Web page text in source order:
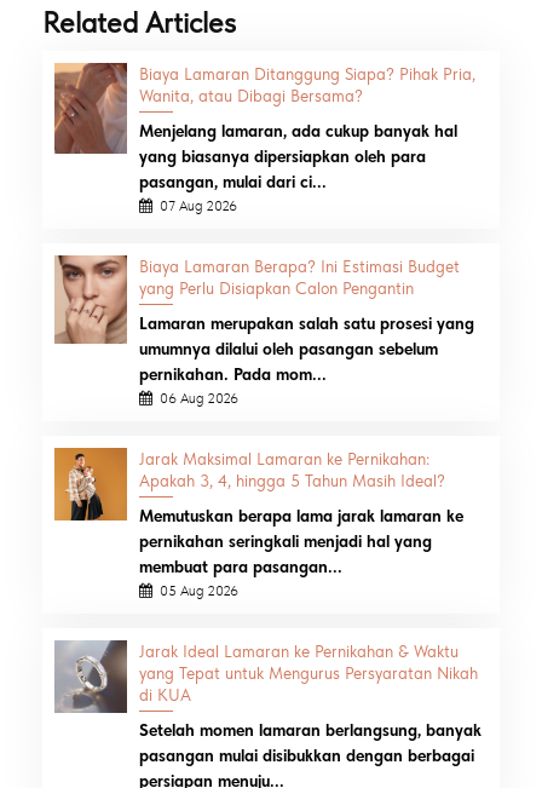
Related Articles
Biaya Lamaran Ditanggung Siapa? Pihak Pria,
Wanita, atau Dibagi Bersama?
Menjelang lamaran, ada cukup banyak hal
yang biasanya dipersiapkan oleh para
pasangan, mulai dari ci...
07 Aug 2026
Biaya Lamaran Berapa? Ini Estimasi Budget
yang Perlu Disiapkan Calon Pengantin
Lamaran merupakan salah satu prosesi yang
umumnya dilalui oleh pasangan sebelum
pernikahan. Pada mom...
06 Aug 2026
Jarak Maksimal Lamaran ke Pernikahan:
Apakah 3, 4, hingga 5 Tahun Masih Ideal?
Memutuskan berapa lama jarak lamaran ke
pernikahan seringkali menjadi hal yang
membuat para pasangan...
05 Aug 2026
Jarak Ideal Lamaran ke Pernikahan & Waktu
yang Tepat untuk Mengurus Persyaratan Nikah
di KUA
Setelah momen lamaran berlangsung, banyak
pasangan mulai disibukkan dengan berbagai
persiapan menuju...